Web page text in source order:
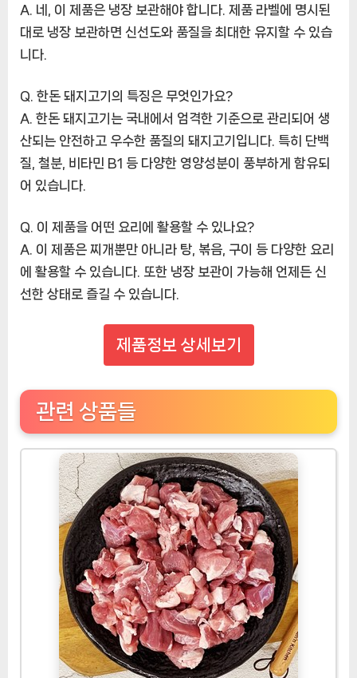
A. 네, 이 제품은 냉장 보관해야 합니다. 제품 라벨에 명시된
대로 냉장 보관하면 신선도와 품질을 최대한 유지할 수 있습
니다.
Q. 한돈 돼지고기의 특징은 무엇인가요?
A. 한돈 돼지고기는 국내에서 엄격한 기준으로 관리되어 생
산되는 안전하고 우수한 품질의 돼지고기입니다. 특히 단백
질, 철분, 비타민 B1 등 다양한 영양성분이 풍부하게 함유되
어 있습니다.
Q. 이 제품을 어떤 요리에 활용할 수 있나요?
A. 이 제품은 찌개뿐만 아니라 탕, 볶음, 구이 등 다양한 요리
에 활용할 수 있습니다. 또한 냉장 보관이 가능해 언제든 신
선한 상태로 즐길 수 있습니다.
제품정보 상세보기
관련 상품들